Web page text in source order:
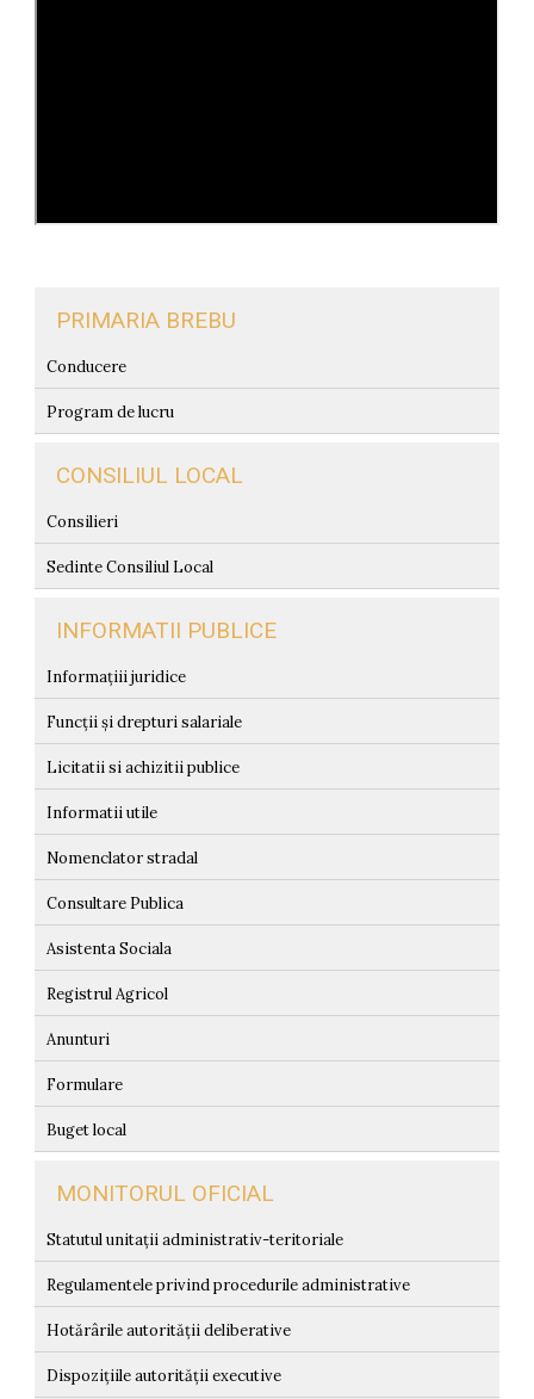
PRIMARIA BREBU
Conducere
Program de lucru
CONSILIUL LOCAL
Consilieri
Sedinte Consiliul Local
INFORMATII PUBLICE
Informațiii juridice
Funcții și drepturi salariale
Licitatii si achizitii publice
Informatii utile
Nomenclator stradal
Consultare Publica
Asistenta Sociala
Registrul Agricol
Anunturi
Formulare
Buget local
MONITORUL OFICIAL
Statutul unitații administrativ-teritoriale
Regulamentele privind procedurile administrative
Hotărârile autorității deliberative
Dispozițiile autorității executive